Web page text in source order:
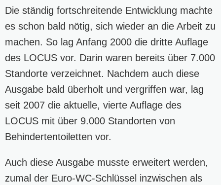
Die ständig fortschreitende Entwicklung machte
es schon bald nötig, sich wieder an die Arbeit zu
machen. So lag Anfang 2000 die dritte Auflage
des LOCUS vor. Darin waren bereits über 7.000
Standorte verzeichnet. Nachdem auch diese
Ausgabe bald überholt und vergriffen war, lag
seit 2007 die aktuelle, vierte Auflage des
LOCUS mit über 9.000 Standorten von
Behindertentoiletten vor.
Auch diese Ausgabe musste erweitert werden,
zumal der Euro-WC-Schlüssel inzwischen als